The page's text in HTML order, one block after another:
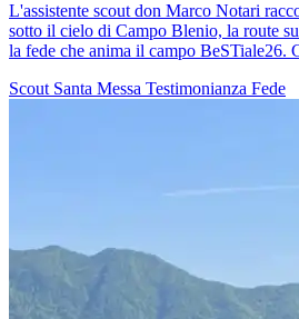
L'assistente scout don Marco Notari
sotto il cielo di Campo Blenio, la route
la fede che anima il campo BeSTiale26.
Scout Santa Messa Testimonianza Fede